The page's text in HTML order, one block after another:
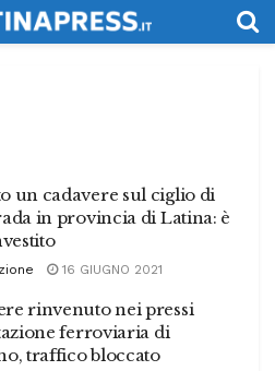
un cadavere sul ciglio di
in provincia di Latina: è
16 GIUGNO 2021
rinvenuto nei pressi
ferroviaria di
traffico bloccato